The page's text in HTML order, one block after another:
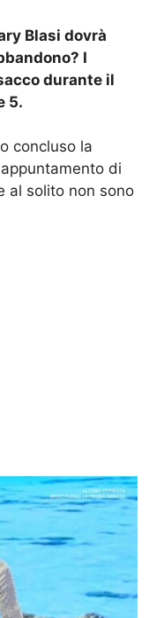
Blasi dovrà
I
durante il
5.
concluso la
di
al solito non sono